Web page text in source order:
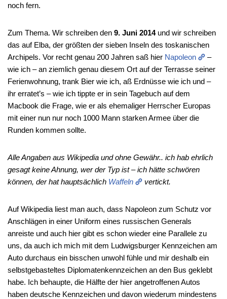
noch fern.
Zum Thema. Wir schreiben den 9. Juni 2014und wir schreiben
das auf Elba, der größten der sieben Inseln des toskanischen
Archipels. Vor recht genau 200 Jahren saß hier Napoleon
–
wie ich – an ziemlich genau diesem Ort auf der Terrasse seiner
Ferienwohnung, trank Bier wie ich, aß Erdnüsse wie ich und –
ihr erratet’s – wie ich tippte er in sein Tagebuch auf dem
Macbook die Frage, wie er als ehemaliger Herrscher Europas
mit einer nun nur noch 1000 Mann starken Armee über die
Runden kommen sollte.
Alle Angaben aus Wikipedia und ohne Gewähr.. ich hab ehrlich
gesagt keine Ahnung, wer der Typ ist – ich hätte schwören
können, der hat hauptsächlich Waffeln vertickt.
Auf Wikipedia liest man auch, dass Napoleon zum Schutz vor
Anschlägen in einer Uniform eines russischen Generals
anreiste und auch hier gibt es schon wieder eine Parallele zu
uns, da auch ich mich mit dem Ludwigsburger Kennzeichen am
Auto durchaus ein bisschen unwohl fühle und mir deshalb ein
selbstgebasteltes Diplomatenkennzeichen an den Bus geklebt
habe. Ich behaupte, die Hälfte der hier angetroffenen Autos
haben deutsche Kennzeichen und davon wiederum mindestens